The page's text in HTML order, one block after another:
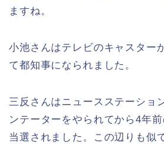
ますね。
小池さんはテレビのキャスター
て都知事になられました。
三反さんはニュースステーショ
ンテーターをやられてから4年
当選されました。この辺りも似